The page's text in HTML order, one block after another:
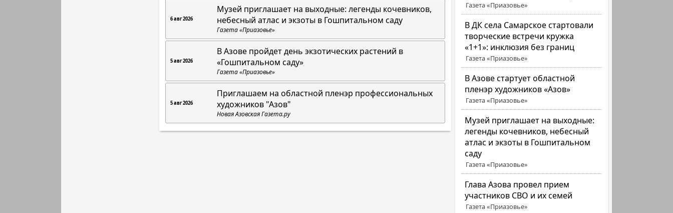
Газета «Приазовье»
В ДК села Самарское стартовали
творческие встречи кружка
«1+1»: инклюзия без границ
Газета «Приазовье»
В Азове стартует областной
пленэр художников «Азов»
Газета «Приазовье»
Музей приглашает на выходные:
легенды кочевников, небесный
атлас и экзоты в Гошпитальном
саду
Газета «Приазовье»
Глава Азова провел прием
участников СВО и их семей
Газета «Приазовье»
6 авг 2026
Музей приглашает на выходные: легенды кочевников,
небесный атлас и экзоты в Гошпитальном саду
Газета «Приазовье»
5 авг 2026
В Азове пройдет день экзотических растений в
«Гошпитальном саду»
Газета «Приазовье»
5 авг 2026
Приглашаем на областной пленэр профессиональных
художников "Азов"
Новая Азовская Газета.ру